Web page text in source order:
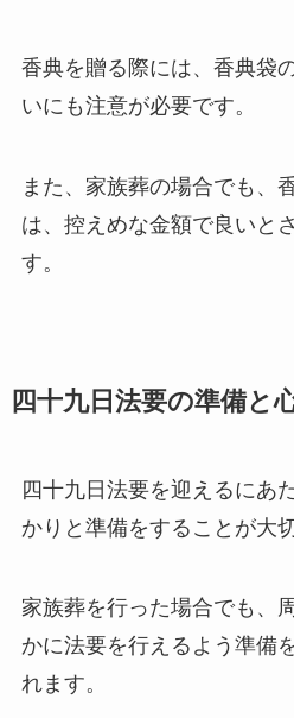
香典を贈る際には、香典袋
いにも注意が必要です。
また、家族葬の場合でも、
は、控えめな金額で良いと
す。
四十九日法要の準備と
四十九日法要を迎えるにあ
かりと準備をすることが大
家族葬を行った場合でも、
かに法要を行えるよう準備
れます。